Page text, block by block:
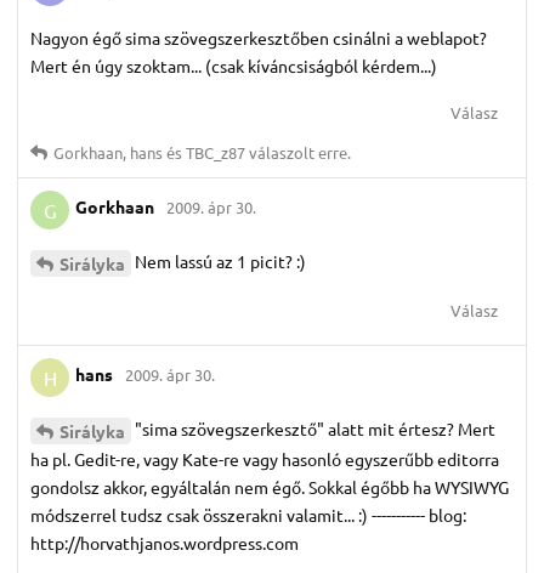
Nagyon égő sima szövegszerkesztőben csinálni a weblapot?
Mert én úgy szoktam... (csak kíváncsiságból kérdem...)
Válasz
Gorkhaan, hansésTBC_z87válaszolt erre.
G Gorkhaan 2009. ápr 30.
Sirályka Nem lassú az 1 picit? :)
Válasz
H hans 2009. ápr 30.
Sirályka "sima szövegszerkesztő" alatt mit értesz? Mert
ha pl. Gedit-re, vagy Kate-re vagy hasonló egyszerűbb editorra
gondolsz akkor, egyáltalán nem égő. Sokkal égőbb ha WYSIWYG
módszerrel tudsz csak összerakni valamit... :) ----------- blog:
http://horvathjanos.wordpress.com